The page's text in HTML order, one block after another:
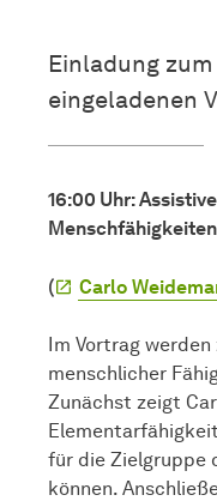
Einladung
eingeladenen
16:00 Uhr:
Menschfähigkeiten
( Carlo
Im Vortrag
menschlicher
Zunächst zeigt
für die Zielgruppe
können.